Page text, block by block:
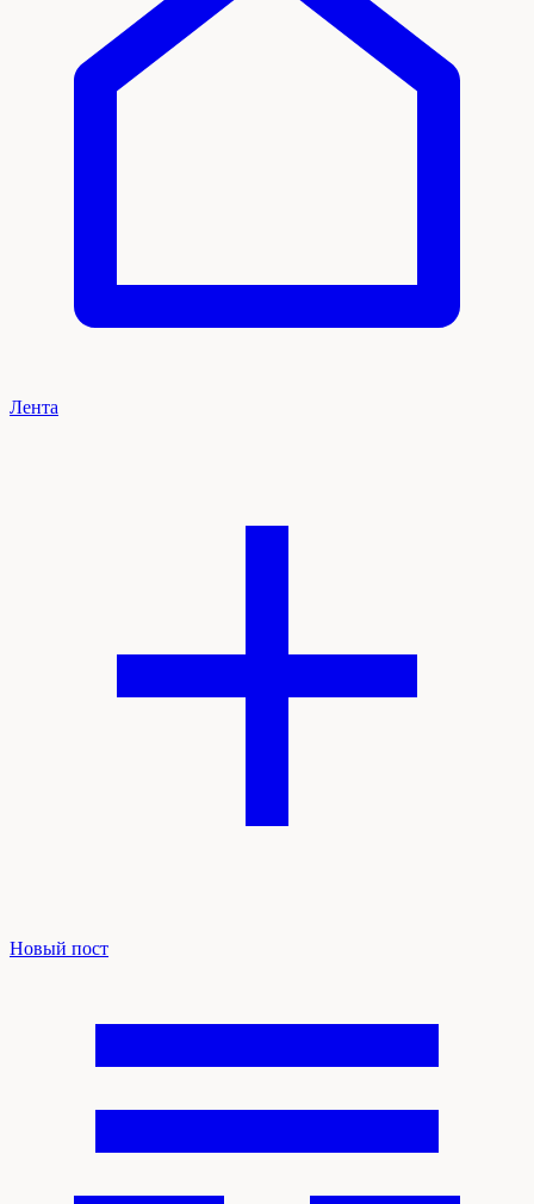
Лента
Новый пост